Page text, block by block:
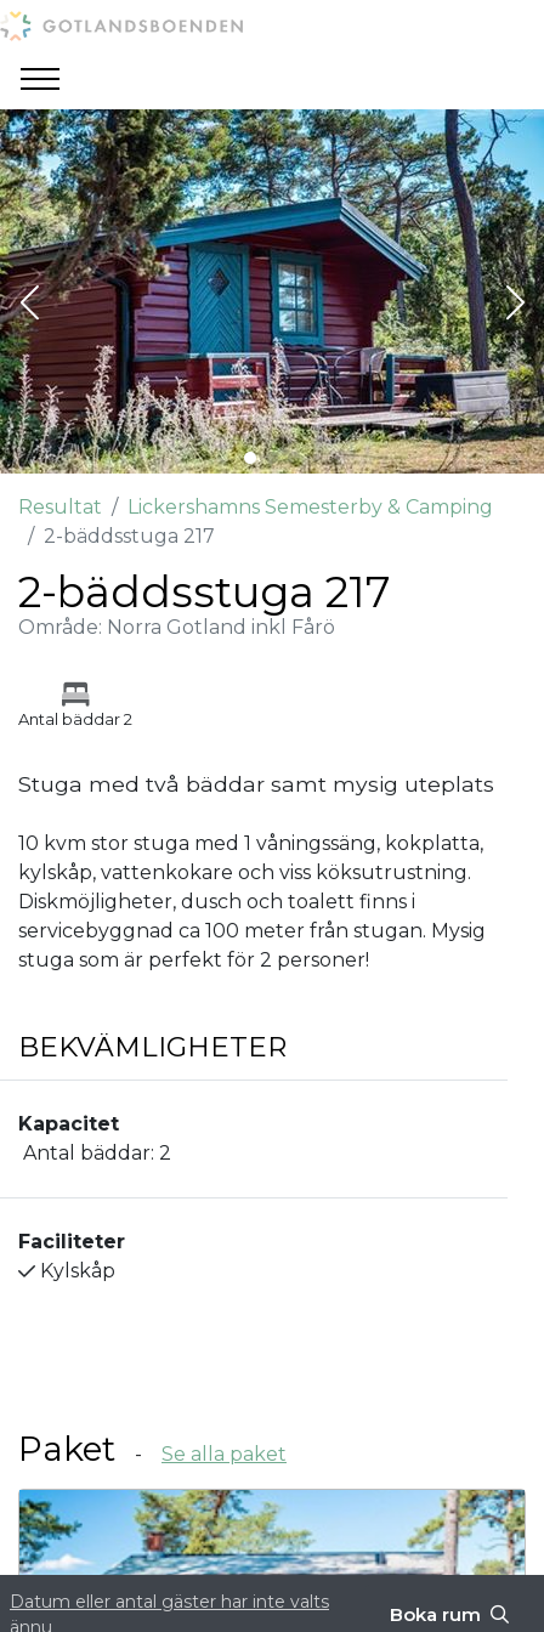
Resultat
Lickershamns Semesterby & Camping
2-bäddsstuga 217
2-bäddsstuga 217
Område: Norra Gotland inkl Fårö
Antal bäddar 2
Stuga med två bäddar samt mysig uteplats
10 kvm stor stuga med 1 våningssäng, kokplatta,
kylskåp, vattenkokare och viss köksutrustning.
Diskmöjligheter, dusch och toalett finns i
servicebyggnad ca 100 meter från stugan. Mysig
stuga som är perfekt för 2 personer!
BEKVÄMLIGHETER
Kapacitet
Antal bäddar: 2
Faciliteter
Kylskåp
Datum eller antal gäster har inte valts
ännu
Boka rum
Paket Se alla paket